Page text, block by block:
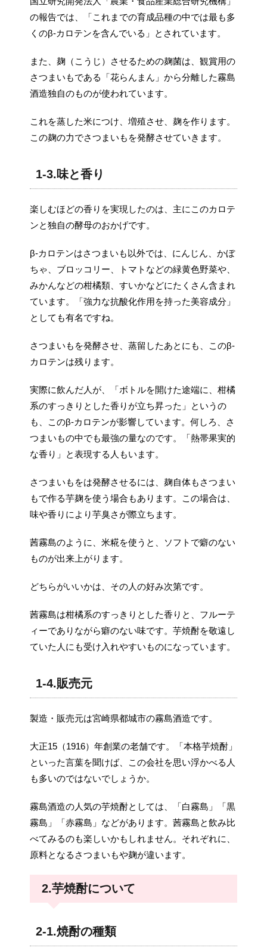
の報告では、「これまでの育成品種の中では最も多
くのβ-カロテンを含んでいる」とされています。
また、麹（こうじ）させるための麹菌は、観賞用の
さつまいもである「花らんまん」から分離した霧島
酒造独自のものが使われています。
これを蒸した米につけ、増殖させ、麹を作ります。
この麹の力でさつまいもを発酵させていきます。
1-3.味と香り
楽しむほどの香りを実現したのは、主にこのカロテ
ンと独自の酵母のおかげです。
β-カロテンはさつまいも以外では、にんじん、かぼ
ちゃ、ブロッコリー、トマトなどの緑黄色野菜や、
みかんなどの柑橘類、すいかなどにたくさん含まれ
ています。「強力な抗酸化作用を持った美容成分」
としても有名ですね。
さつまいもを発酵させ、蒸留したあとにも、このβ-
カロテンは残ります。
実際に飲んだ人が、「ボトルを開けた途端に、柑橘
系のすっきりとした香りが立ち昇った」というの
も、このβ-カロテンが影響しています。何しろ、さ
つまいもの中でも最強の量なのです。「熱帯果実的
な香り」と表現する人もいます。
さつまいもをは発酵させるには、麹自体もさつまい
もで作る芋麹を使う場合もあります。この場合は、
味や香りにより芋臭さが際立ちます。
茜霧島のように、米糀を使うと、ソフトで癖のない
ものが出来上がります。
どちらがいいかは、その人の好み次第です。
茜霧島は柑橘系のすっきりとした香りと、フルーテ
ィーでありながら癖のない味です。芋焼酎を敬遠し
ていた人にも受け入れやすいものになっています。
1-4.販売元
製造・販売元は宮崎県都城市の霧島酒造です。
大正15（1916）年創業の老舗です。「本格芋焼酎」
といった言葉を聞けば、この会社を思い浮かべる人
も多いのではないでしょうか。
霧島酒造の人気の芋焼酎としては、「白霧島」「黒
霧島」「赤霧島」などがあります。茜霧島と飲み比
べてみるのも楽しいかもしれません。それぞれに、
原料となるさつまいもや麹が違います。
2.芋焼酎について
2-1.焼酎の種類